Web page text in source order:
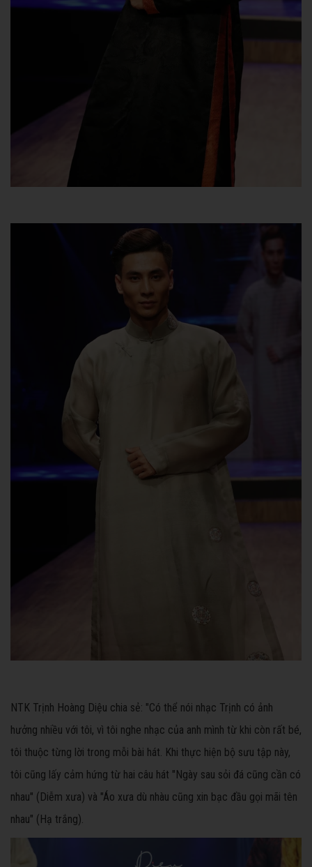
NTK Trịnh Hoàng Diệu chia sẻ: "Có thể nói nhạc Trịnh có ảnh
hưởng nhiều với tôi, vì tôi nghe nhạc của anh mình từ khi còn rất bé,
tôi thuộc từng lời trong mỗi bài hát. Khi thực hiện bộ sưu tập này,
tôi cũng lấy cảm hứng từ hai câu hát "Ngày sau sỏi đá cũng cần có
nhau" (Diễm xưa) và "Áo xưa dù nhàu cũng xin bạc đầu gọi mãi tên
nhau" (Hạ trắng).